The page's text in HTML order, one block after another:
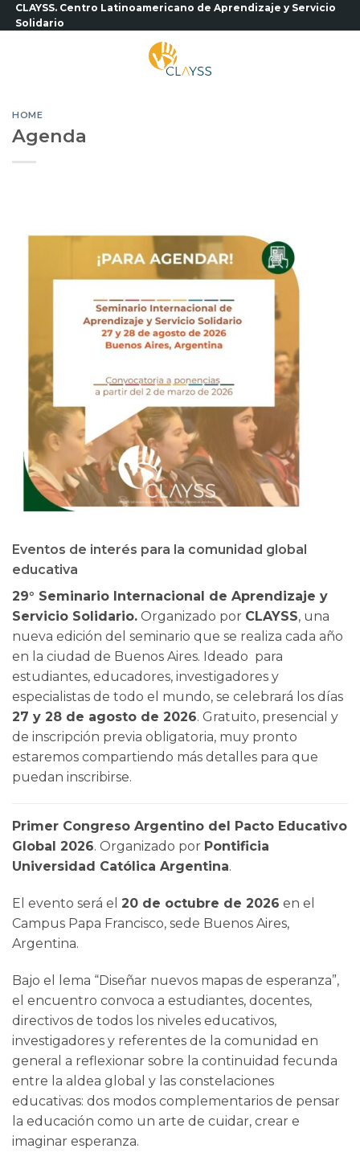
Saltar
al
CLAYSS. Centro Latinoamericano de Aprendizaje y Servicio
Solidario
HOME
Agenda
Eventos de interés para la comunidad global
educativa
29° Seminario Internacional de Aprendizaje y
Servicio Solidario. Organizado por CLAYSS, una
nueva edición del seminario que se realiza cada año
en la ciudad de Buenos Aires. Ideado para
estudiantes, educadores, investigadores y
especialistas de todo el mundo, se celebrará los días
27 y 28 de agosto de 2026. Gratuito, presencial y
de inscripción previa obligatoria, muy pronto
estaremos compartiendo más detalles para que
puedan inscribirse.
Primer Congreso Argentino del Pacto Educativo
Global 2026. Organizado por Pontificia
Universidad Católica Argentina.
El evento será el 20 de octubre de 2026 en el
Campus Papa Francisco, sede Buenos Aires,
Argentina.
Bajo el lema “Diseñar nuevos mapas de esperanza”,
el encuentro convoca a estudiantes, docentes,
directivos de todos los niveles educativos,
investigadores y referentes de la comunidad en
general a reflexionar sobre la continuidad fecunda
entre la aldea global y las constelaciones
educativas: dos modos complementarios de pensar
la educación como un arte de cuidar, crear e
imaginar esperanza.